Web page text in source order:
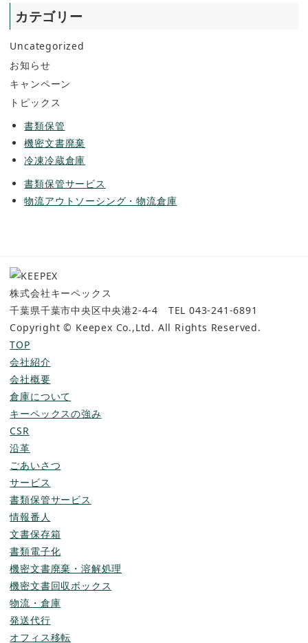
カテゴリー
Uncategorized
お知らせ
キャンペーン
トピックス
書類保管
機密文書廃棄
冷凍冷蔵倉庫
書類保管サービス
物流アウトソーシング・物流倉庫
株式会社キーペックス
千葉県千葉市中央区中央港2-4-4 TEL 043-241-6891
Copyright © Keepex Co.,Ltd. All Rights Reserved.
TOP
会社紹介
会社概要
倉庫について
キーペックスの強み
CSR
沿革
ごあいさつ
サービス
書類保管サービス
情報番人
文書保存箱
書類電子化
機密文書廃棄・溶解処理
機密文書回収ボックス
物流・倉庫
発送代行
オフィス移転